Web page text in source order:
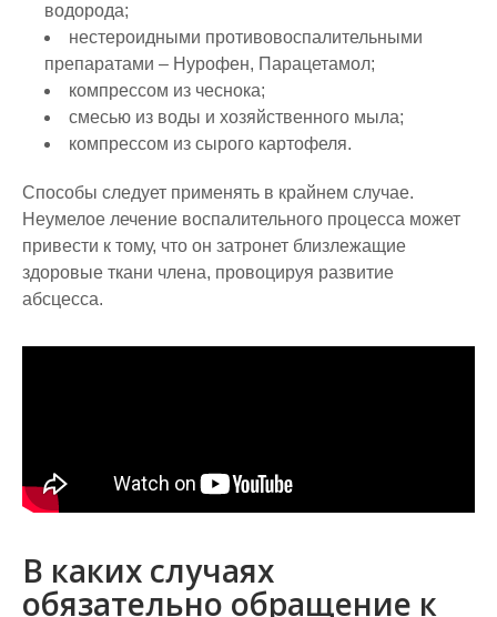
водорода;
нестероидными противовоспалительными
препаратами – Нурофен, Парацетамол;
компрессом из чеснока;
смесью из воды и хозяйственного мыла;
компрессом из сырого картофеля.
Способы следует применять в крайнем случае.
Неумелое лечение воспалительного процесса может
привести к тому, что он затронет близлежащие
здоровые ткани члена, провоцируя развитие
абсцесса.
В каких случаях
обязательно обращение к